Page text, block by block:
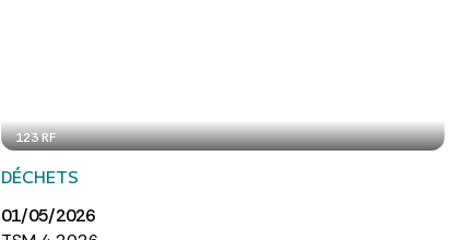
123 RF
DÉCHETS
01/05/2026